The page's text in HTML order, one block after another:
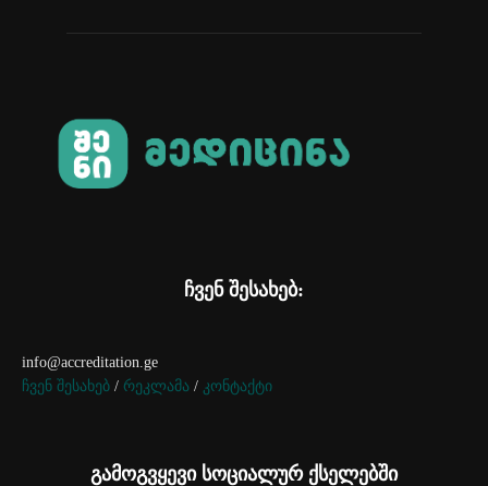
ჩვენ შესახებ:
info@accreditation.ge
ჩვენ შესახებ / რეკლამა / კონტაქტი
გამოგვყევი სოციალურ ქსელებში